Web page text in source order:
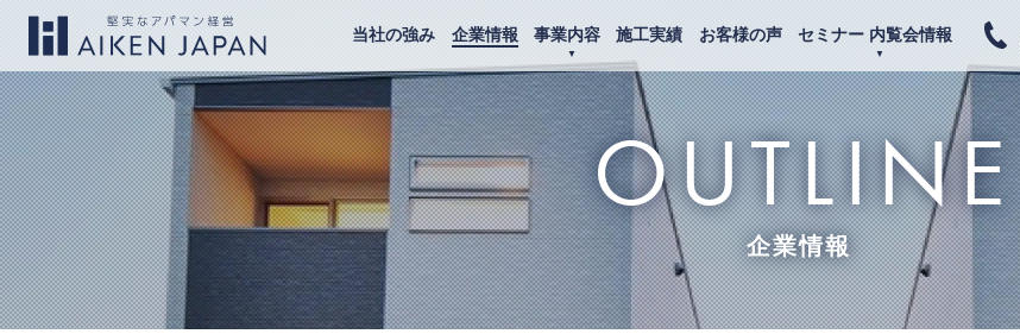
当社の強み 企業情報 事業内容 施工実績 お客様の声 セミナー 内覧会情報
OUTLINE
企業情報